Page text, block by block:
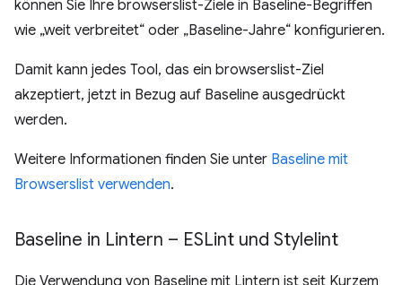
können Sie Ihre browserslist-Ziele in Baseline-Begriffen
wie „weit verbreitet“ oder „Baseline-Jahre“ konfigurieren.
Damit kann jedes Tool, das ein browserslist-Ziel
akzeptiert, jetzt in Bezug auf Baseline ausgedrückt
werden.
Weitere Informationen finden Sie unter Baseline mit
Browserslist verwenden.
Baseline in Lintern – ESLint und Stylelint